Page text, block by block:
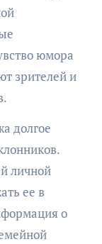
юмора
зрителей и
долгое
личной
ее в
о